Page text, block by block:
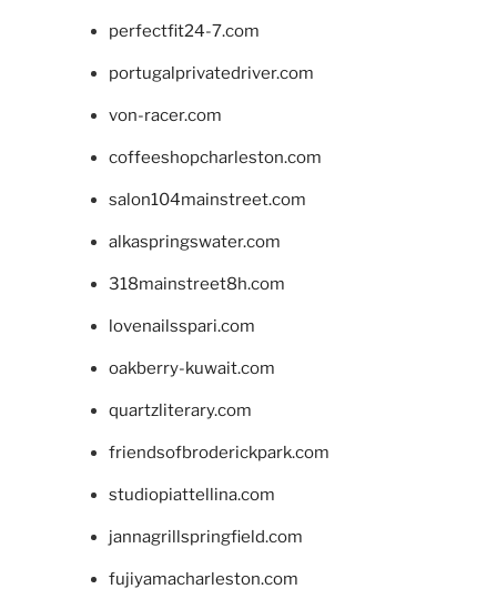
perfectfit24-7.com
portugalprivatedriver.com
von-racer.com
coffeeshopcharleston.com
salon104mainstreet.com
alkaspringswater.com
318mainstreet8h.com
lovenailsspari.com
oakberry-kuwait.com
quartzliterary.com
friendsofbroderickpark.com
studiopiattellina.com
jannagrillspringfield.com
fujiyamacharleston.com